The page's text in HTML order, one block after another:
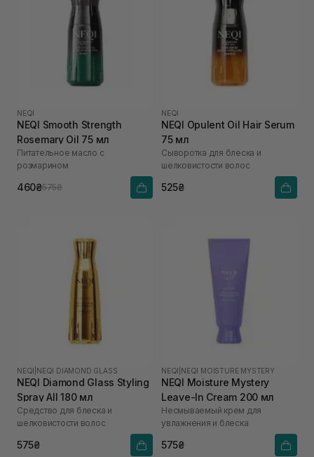
NEQI
NEQI Smooth Strength
Rosemary Oil 75 мл
Питательное масло с
розмарином
460₴575₴
NEQI
NEQI Opulent Oil Hair Serum
75 мл
Сыворотка для блеска и
шелковистости волос
525₴
NEQI NEQI DIAMOND GLASS
NEQI Diamond Glass Styling
Spray All 180 мл
Средство для блеска и
шелковистости волос
575₴
NEQI NEQI MOISTURE MYSTERY
NEQI Moisture Mystery
Leave-In Cream 200 мл
Несмываемый крем для
увлажнения и блеска
575₴